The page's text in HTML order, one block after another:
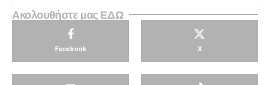
Ακολουθήστε μας ΕΔΩ
Facebook X